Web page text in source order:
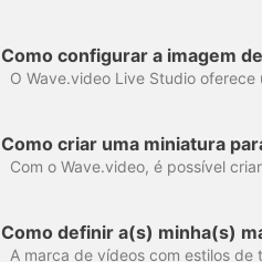
Como configurar a imagem
Como criar uma miniatura
Como definir a(s) minha(s)